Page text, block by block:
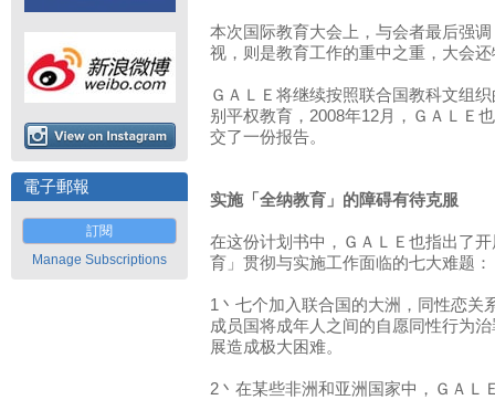
電子郵報
訂閱
Manage Subscriptions
本次国际教育大会上，与会者最后强
视，则是教育工作的重中之重，大会
ＧＡＬＥ将继续按照联合国教科文组
别平权教育，2008年12月，ＧＡＬＥ
交了一份报告。
实施「全纳教育」的障碍有待克服
在这份计划书中，ＧＡＬＥ也指出了
育」贯彻与实施工作面临的七大难题：
1丶七个加入联合国的大洲，同性恋关
成员国将成年人之间的自愿同性行为
展造成极大困难。
2丶在某些非洲和亚洲国家中，ＧＡＬ